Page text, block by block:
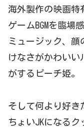
海外製作の映画特
ゲームBGMを臨場
ミュージック、顔
けなさがかわいい
がするピーチ姫。
そして何より好き
ちょいJKになるク